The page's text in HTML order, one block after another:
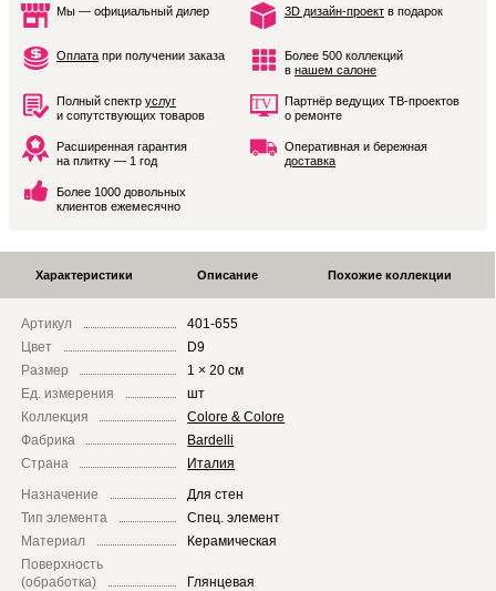
Мы — официальный дилер 3D дизайн-проект в подарок
Оплата при получении заказа
Более 500 коллекций
в нашем салоне
Полный спектр услуг
и сопутствующих товаров
Партнёр ведущих ТВ-проектов
о ремонте
Расширенная гарантия
на плитку — 1 год
Оперативная и бережная
доставка
Более 1000 довольных
клиентов ежемесячно
Характеристики Описание Похожие коллекции
Артикул
401-655
Цвет
D9
Размер
1 × 20 см
Ед. измерения
шт
Коллекция
Colore & Colore
Фабрика
Bardelli
Страна
Италия
Назначение
Для стен
Тип элемента
Спец. элемент
Материал
Керамическая
Поверхность
(обработка)
Глянцевая